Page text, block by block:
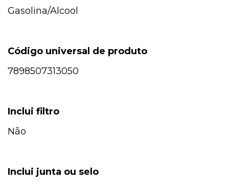
Gasolina/Alcool
Código universal de produto
7898507313050
Inclui filtro
Não
Inclui junta ou selo